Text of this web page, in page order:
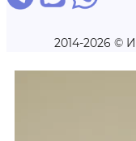
2014-2026 ©